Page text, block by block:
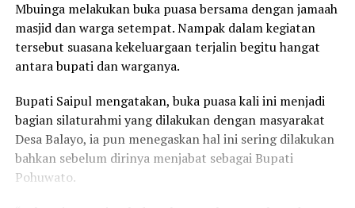
Mbuinga melakukan buka puasa bersama dengan jamaah
masjid dan warga setempat. Nampak dalam kegiatan
tersebut suasana kekeluargaan terjalin begitu hangat
antara bupati dan warganya.
Bupati Saipul mengatakan, buka puasa kali ini menjadi
bagian silaturahmi yang dilakukan dengan masyarakat
Desa Balayo, ia pun menegaskan hal ini sering dilakukan
bahkan sebelum dirinya menjabat sebagai Bupati
Pohuwato.